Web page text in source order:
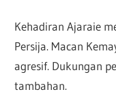
Kehadiran Ajaraie
Persija. Macan
agresif. Dukungan
tambahan.